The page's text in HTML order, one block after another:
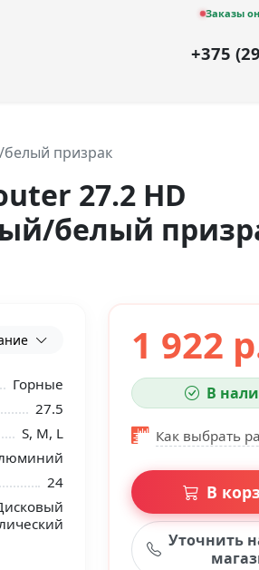
Заказы
+375
призрак
27.2 HD
белый
Горные
27.5
S, M, L
24
1 922
В
Как выбрать
В
Уточнить